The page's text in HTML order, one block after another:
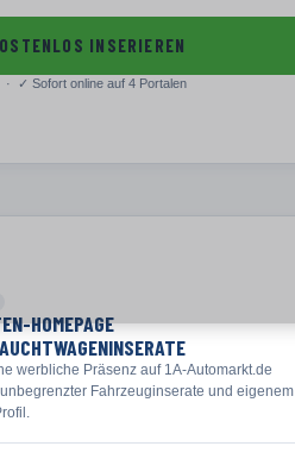
INSERIEREN
· ✓ Sofort online auf 4 Portalen
HOMEPAGE
werbliche Präsenz auf 1A-Automarkt.de
Fahrzeuginserate und eigenem